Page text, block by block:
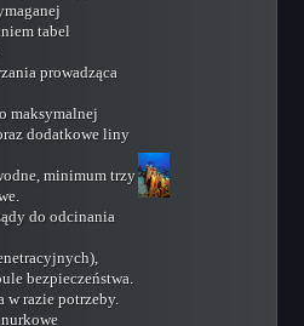
Diver
Diver
Leader
and OST
tabel
prowadząca
maksymalnej
dodatkowe liny
minimum trzy
do odcinania
bezpieczeństwa.
w razie potrzeby.